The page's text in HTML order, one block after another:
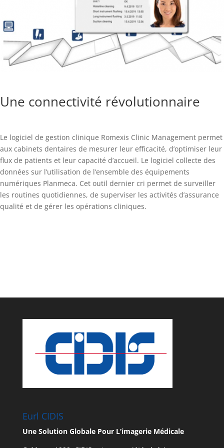
Une connectivité révolutionnaire
Le logiciel de gestion clinique Romexis Clinic Management permet
aux cabinets dentaires de mesurer leur efficacité, d’optimiser leur
flux de patients et leur capacité d’accueil. Le logiciel collecte des
données sur l’utilisation de l’ensemble des équipements
numériques Planmeca. Cet outil dernier cri permet de surveiller
les routines quotidiennes, de superviser les activités d’assurance
qualité et de gérer les opérations cliniques.
Eurl CIDIS
Une Solution Globale Pour L’imagerie Médicale